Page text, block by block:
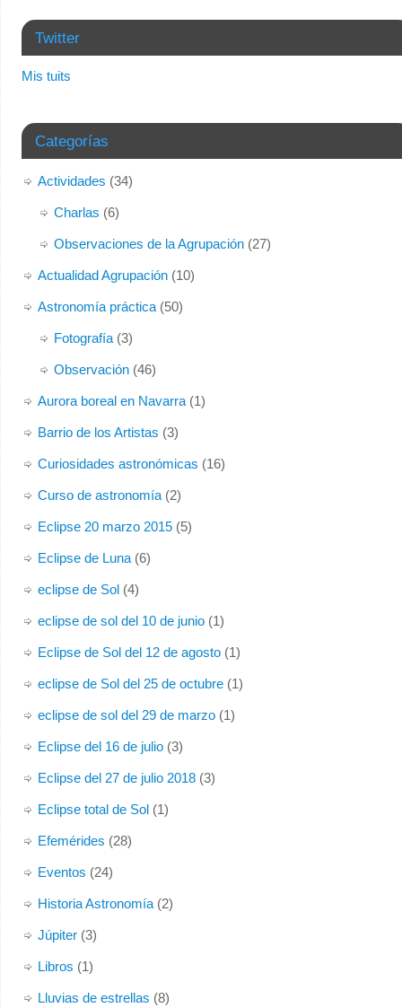
Twitter
Mis tuits
Categorías
Actividades (34)
Charlas (6)
Observaciones de la Agrupación(27)
Actualidad Agrupación(10)
Astronomía práctica(50)
Fotografía(3)
Observación(46)
Aurora boreal en Navarra(1)
Barrio de los Artistas (3)
Curiosidades astronómicas (16)
Curso de astronomía(2)
Eclipse 20 marzo 2015(5)
Eclipse de Luna(6)
eclipse de Sol(4)
eclipse de sol del 10 de junio(1)
Eclipse de Sol del 12 de agosto(1)
eclipse de Sol del 25 de octubre(1)
eclipse de sol del 29 de marzo(1)
Eclipse del 16 de julio(3)
Eclipse del 27 de julio 2018(3)
Eclipse total de Sol(1)
Efemérides (28)
Eventos (24)
Historia Astronomía(2)
Júpiter(3)
Libros (1)
Lluvias de estrellas (8)